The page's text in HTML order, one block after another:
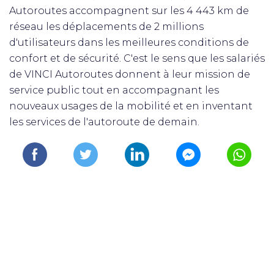
Autoroutes accompagnent sur les 4 443 km de
réseau les déplacements de 2 millions
d'utilisateurs dans les meilleures conditions de
confort et de sécurité. C'est le sens que les salariés
de VINCI Autoroutes donnent à leur mission de
service public tout en accompagnant les
nouveaux usages de la mobilité et en inventant
les services de l'autoroute de demain.